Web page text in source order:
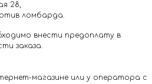
28,
ломбарда.
внести предоплату в
заказа.
магазине или у оператора с